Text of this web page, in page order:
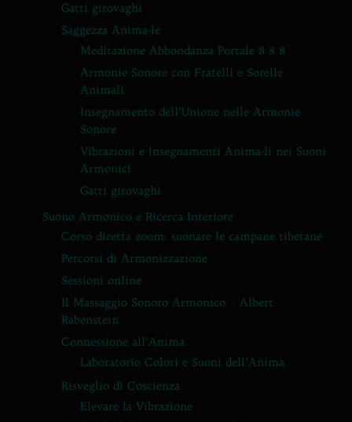
Gatti girovaghi
Saggezza Anima-le
Meditazione Abbondanza Portale 8 8 8
Armonie Sonore con Fratelli e Sorelle
Animali
Insegnamento dell’Unione nelle Armonie
Sonore
Vibrazioni e Insegnamenti Anima-li nei Suoni
Armonici
Gatti girovaghi
Suono Armonico e Ricerca Interiore
Corso diretta zoom: suonare le campane tibetane
Percorsi di Armonizzazione
Sessioni online
Il Massaggio Sonoro Armonico – Albert
Rabenstein
Connessione all’Anima
Laboratorio Colori e Suoni dell’Anima
Risveglio di Coscienza
Elevare la Vibrazione